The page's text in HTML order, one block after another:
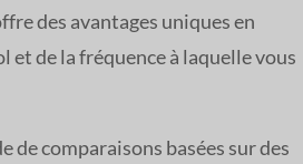
des avantages uniques en
de la fréquence à laquelle vous
de comparaisons basées sur des